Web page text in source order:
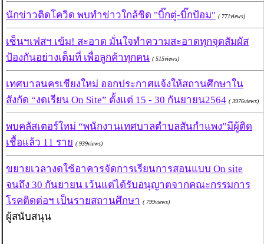
นักข่าวติดโควิด พบทำข่าวใกล้ชิด "บิ๊กตู่-บิ๊กป้อม" ( 771views)
เซ็นฯเฟสฯ เข้ม! สะอาด มั่นใจทำความสะอาดทุกจุดสัมผัส
ป้องกันอย่างเต็มที่ เพื่อลูกค้าทุกคน ( 515views)
เทศบาลนครเชียงใหม่ ออกประกาศแจ้งให้สถานศึกษาใน
สังกัด “งดเรียน On Site” ตั้งแต่ 15 - 30 กันยายน2564 ( 3976views)
พบคลัสเตอร์ใหม่ “พนักงานเทศบาลตำบลสันกำแพง”มีผู้ติด
เชื้อแล้ว 11 ราย ( 939views)
ขยายเวลางดใช้อาคารจัดการเรียนการสอนแบบ On site
จนถึง 30 กันยายน เว้นแต่ได้รับอนุญาตจากคณะกรรมการ
โรคติดต่อฯ เป็นรายสถานศึกษา ( 799views)
ผู้สนับสนุน